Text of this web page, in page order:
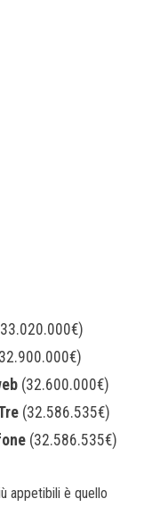
(32.600.000€)
(32.586.535€)
(32.586.535€)
appetibili è quello